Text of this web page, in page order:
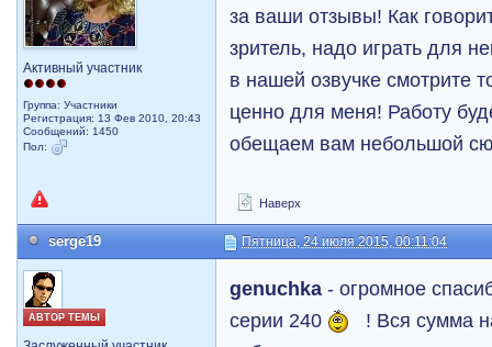
Активный участник
Группа: Участники
Регистрация: 13 Фев 2010, 20:43
Сообщений: 1450
Пол:
за ваши отзывы! Как
зритель, надо играть для
в нашей озвучке смотрите
ценно для меня! Работу
обещаем вам небольшой
Наверх
serge19 Пятница, 24 июля 2015, 00:11:04
АВТОР ТЕМЫ
genuchka - огромное
серии 240
! Вся сумма